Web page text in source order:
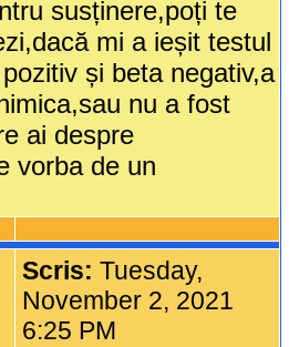
susținere,poți te
mi a ieșit testul
și beta negativ,a
nu a fost
ai despre
vorba de un
Scris:Tuesday,
November 2, 2021
6:25 PM